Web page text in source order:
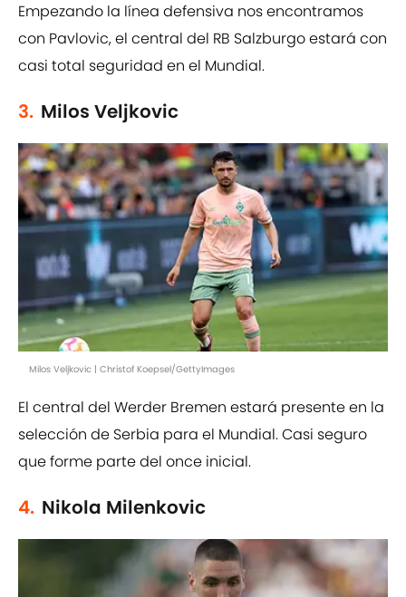
Empezando la línea defensiva nos encontramos
con Pavlovic, el central del RB Salzburgo estará con
casi total seguridad en el Mundial.
3. Milos Veljkovic
Milos Veljkovic | Christof Koepsel/GettyImages
El central del Werder Bremen estará presente en la
selección de Serbia para el Mundial. Casi seguro
que forme parte del once inicial.
4. Nikola Milenkovic